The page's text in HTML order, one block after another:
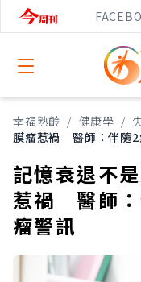
Open menu
幸福熟齡 / 健康學 /
膜瘤惹禍 醫師：伴隨2
記憶衰退不
惹禍 醫師：
瘤警訊